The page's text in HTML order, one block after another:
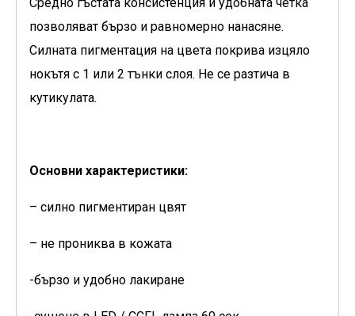
Средно гъстата консистенция и удобната четка
позволяват бързо и равномерно нанасяне.
Силната пигментация на цвета покрива изцяло
нокътя с 1 или 2 тънки слоя. Не се разтича в
кутикулата.
Основни характеристики:
– силно пигментиран цвят
– не прониква в кожата
-бързо и удобно лакиране